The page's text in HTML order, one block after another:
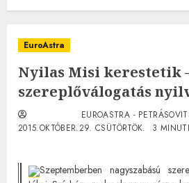
EuroAstra
Nyilas Misi kerestetik
szereplőválogatás
EUROASTRA -
2015.OKTÓBER.29. CSÜTÖRTÖK.
3
Szeptemberben nagyszabású